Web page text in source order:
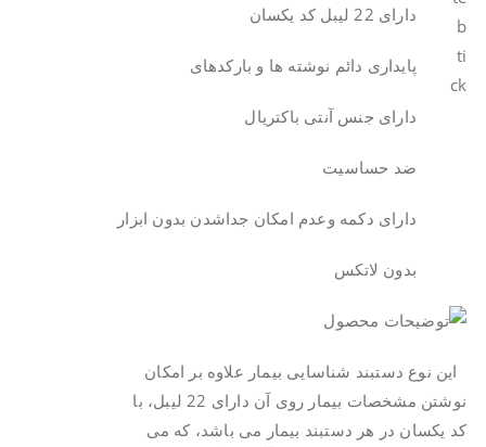
دارای 22 لیبل کد یکسان
پایداری دائم نوشته ها و بارکدهای
دارای جنس آنتی باکتریال
ضد حساسیت
دارای دکمه وعدم امکان جداشدن بدون ابزار
بدون لاتکس
این نوع دستبند شناسایی بیمار علاوه بر امکان
نوشتن مشخصات بیمار روی آن دارای 22 لیبل، با
کد یکسان در هر دستبند بیمار می باشد، که می